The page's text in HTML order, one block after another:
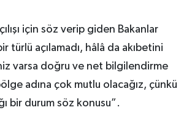
için söz verip giden Bakanlar
türlü açılamadı, hâlâ da akıbetini
varsa doğru ve net bilgilendirme
adına çok mutlu olacağız, çünkü
bir durum söz konusu”.